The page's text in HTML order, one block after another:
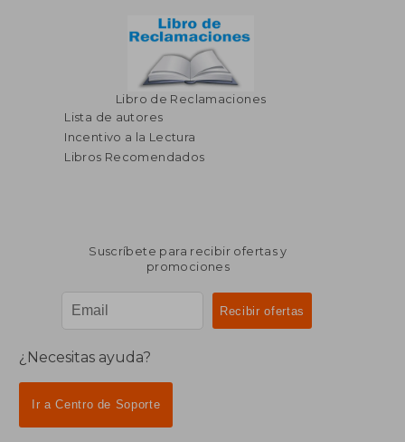
Libro de Reclamaciones
Lista de autores
Incentivo a la Lectura
Libros Recomendados
Suscríbete para recibir ofertas y
promociones
¿Necesitas ayuda?
Ir a Centro de Soporte